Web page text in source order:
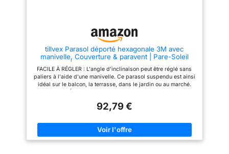
profondeur x hauteur) - 300 x
disponibles - Beige, Vert , Gris,
Kaki, Rouge REMARQUE - Avant
d'utiliser le produit, veuillez lire
attentivement les instructions du
manuel. La fonction principale
de ce parasol de jardin est de
protection minimale contre les
averses légères. Il est fortement
lorsqu'il pleut ou lorsqu'il y a
d'abîmer le parasol ou de
parasol déporté polyvalent est
positionner dans votre espace
extérieur préféré. DESIGN
ESPACES EXTÉRIEURS – Ce
parasol de jardin déporté et
pratique, également appelé
les jardins, terrasses, cours,
abords de piscine et espaces
élégant pour un confort optimal
tillvex Parasol déporté hexagonale 3M avec
manivelle, Couverture & paravent | Pare-Soleil
avec Pied | Protection UV en Aluminium pour Le
Jardin | Parasol à manivelle pour Le marché
déperlant (Taupe)
FACILE À RÉGLER : L'angle d'inclinaison peut être réglé sans
paliers à l'aide d'une manivelle. Ce parasol suspendu est ainsi
idéal sur le balcon, la terrasse, dans le jardin ou au marché.
UNE QUALITÉ CONVAINCANTE : L'armature est en aluminium
métal et un grand pied (Ø 100 cm) assurent une stabilité
imperméable de haute qualité, qui se monte et se démonte
sans effort grâce à une fermeture éclair. L'ajout pratique d'une
tige métallique facilite encore l'opération en rendant le montage
92,79 €